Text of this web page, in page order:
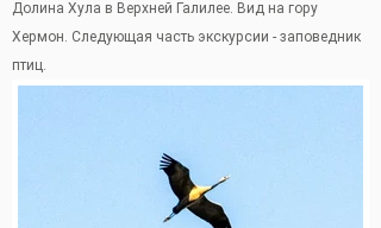
Долина Хула в Верхней Галилее. Вид на гору
Хермон. Следующая часть экскурсии - заповедник
птиц.